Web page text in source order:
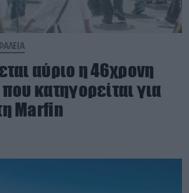
αύριο η 46χρονη
κατηγορείται για
Marfin